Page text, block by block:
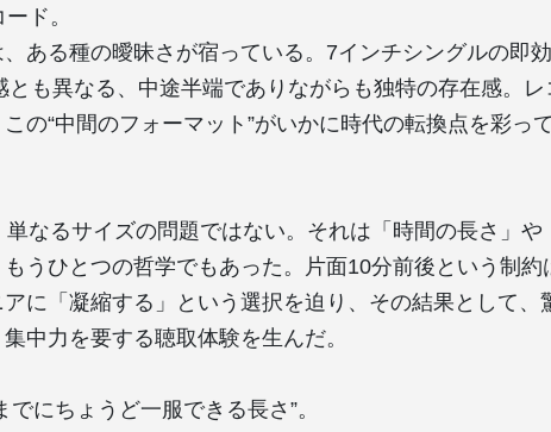
ド。
ある種の曖昧さが宿っている。7インチシングルの即
とも異なる、中途半端でありながらも独特の存在感。レ
の“中間のフォーマット”がいかに時代の転換点を彩っ
単なるサイズの問題ではない。それは「時間の長さ」や
うひとつの哲学でもあった。片面10分前後という制約
アに「凝縮する」という選択を迫り、その結果として、
中力を要する聴取体験を生んだ。
でにちょうど一服できる長さ”。